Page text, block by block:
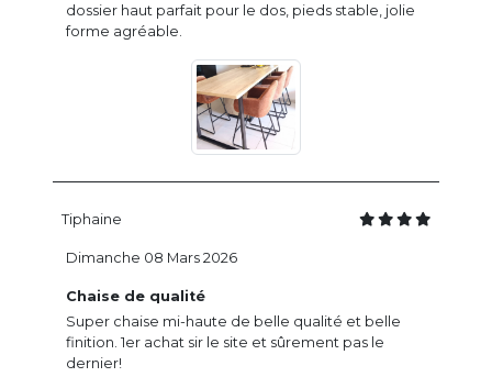
dossier haut parfait pour le dos, pieds stable, jolie
forme agréable.
Tiphaine
Chaise de qualité
Super chaise mi-haute de belle qualité et belle
finition. 1er achat sir le site et sûrement pas le
dernier!
Dimanche 08 Mars 2026